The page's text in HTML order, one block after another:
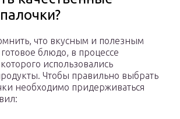
что вкусным и полезным
блюдо, в процессе
использовались
Чтобы правильно выбрать
необходимо придерживаться